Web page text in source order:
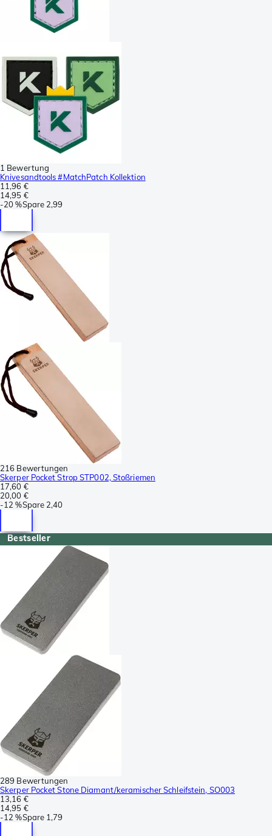
1 Bewertung
Knivesandtools #MatchPatch Kollektion
11,96 €
14,95 €
-20 %Spare 2,99
216 Bewertungen
Skerper Pocket Strop STP002, Stoßriemen
17,60 €
20,00 €
-12 %Spare 2,40
Bestseller
289 Bewertungen
Skerper Pocket Stone Diamant/keramischer Schleifstein, SO003
13,16 €
14,95 €
-12 %Spare 1,79